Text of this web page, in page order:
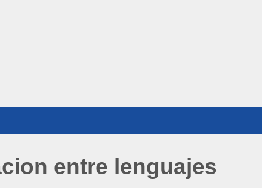
entre lenguajes